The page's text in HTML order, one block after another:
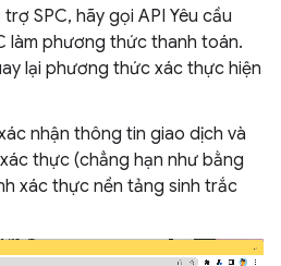
SPC, hãy gọi API Yêu cầu
làm phương thức thanh toán.
lại phương thức xác thực hiện
nhận thông tin giao dịch và
thực (chẳng hạn như bằng
xác thực nền tảng sinh trắc